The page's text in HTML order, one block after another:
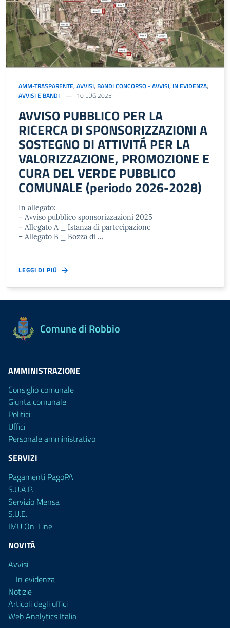
AMM-TRASPARENTE, AVVISI, BANDI CONCORSO - AVVISI, IN EVIDENZA,
AVVISI E BANDI
10 LUG 2025
AVVISO PUBBLICO PER LA
RICERCA DI SPONSORIZZAZIONI A
SOSTEGNO DI ATTIVITÁ PER LA
VALORIZZAZIONE, PROMOZIONE E
CURA DEL VERDE PUBBLICO
COMUNALE (periodo 2026-2028)
In allegato:
– Avviso pubblico sponsorizzazioni 2025
– Allegato A _ Istanza di partecipazione
– Allegato B _ Bozza di …
LEGGI DI PIÙ
Comune di Robbio
AMMINISTRAZIONE
Consiglio comunale
Giunta comunale
Politici
Uffici
Personale amministrativo
SERVIZI
Pagamenti PagoPA
S.U.A.P.
Servizio Mensa
S.U.E.
IMU On-Line
NOVITÀ
Avvisi
In evidenza
Notizie
Articoli degli uffici
Web Analytics Italia